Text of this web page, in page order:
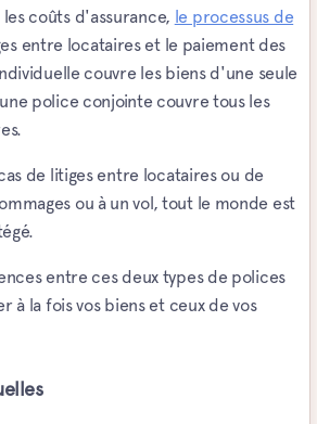
coûts d'assurance, le processus de
entre locataires et le paiement des
couvre les biens d'une seule
police conjointe couvre tous les
de litiges entre locataires ou de
ou à un vol, tout le monde est
entre ces deux types de polices
à la fois vos biens et ceux de vos